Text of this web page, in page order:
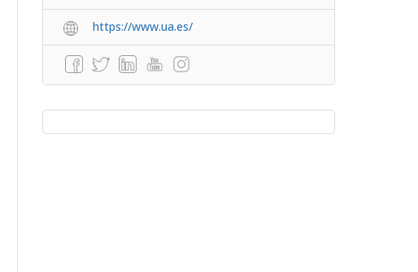
https://www.ua.es/